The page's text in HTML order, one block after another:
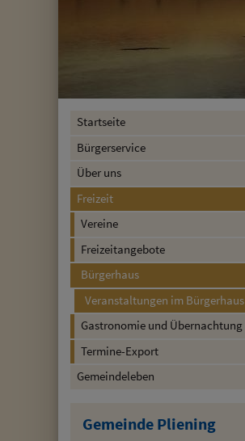
Startseite
Bürgerservice
Über uns
Freizeit
Vereine
Freizeitangebote
Bürgerhaus
Veranstaltungen im Bürgerhaus
Gastronomie und Übernachtung
Termine-Export
Gemeindeleben
Gemeinde Pliening